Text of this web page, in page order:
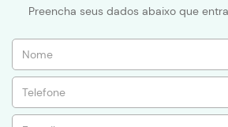
Preencha seus dados abaixo que